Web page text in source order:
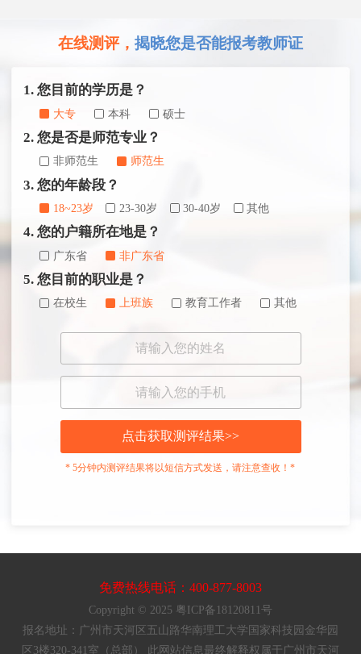
在线测评， 揭晓您是否能报考教师证
1. 您目前的学历是？
大专 本科 硕士
2. 您是否是师范专业？
非师范生 师范生
3. 您的年龄段？
18~23岁 23-30岁 30-40岁 其他
4. 您的户籍所在地是？
广东省 非广东省
5. 您目前的职业是？
在校生 上班族 教育工作者 其他
点击获取测评结果>>
* 5分钟内测评结果将以短信方式发送，请注意查收！*
免费热线电话：400-877-8003
Copyright © 2025 粤ICP备18120811号
报名地址：广州市天河区五山路华南理工大学国家科技园金华园
区3楼320-341室（总部） 此网站信息最终解释权属于广州市天河